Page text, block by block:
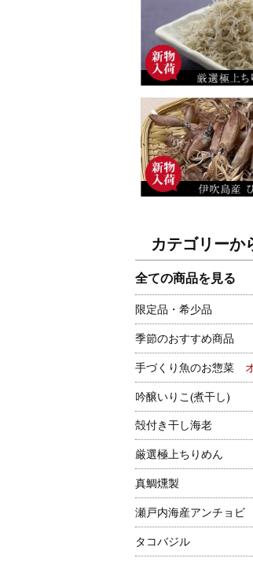
カテゴリーか
全ての商品を見る
限定品・希少品
季節のおすすめ商品
手づくり魚のお惣菜
吟醸いりこ(煮干し)
殻付き干し海老
厳選極上ちりめん
真鯛燻製
瀬戸内海産アンチョビ
タコバジル